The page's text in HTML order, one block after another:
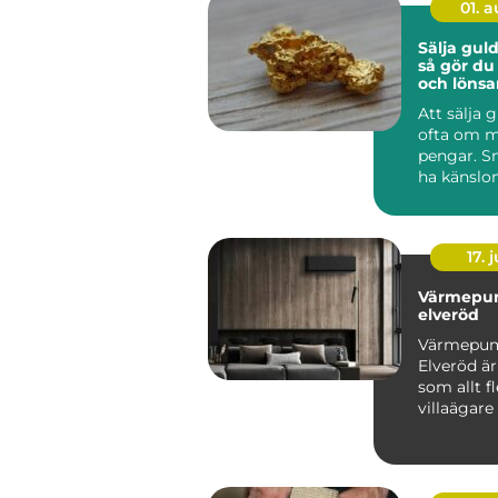
01.
Sälja
så gör
och
Att sälja
ofta om
pengar.
ha
komma
17.
elveröd
Elveröd
som allt
villaägare